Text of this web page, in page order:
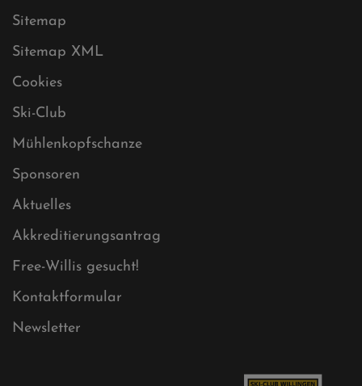
Datenschutz
Impressum
Sitemap
Sitemap XML
Cookies
Ski-Club
Mühlenkopfschanze
Sponsoren